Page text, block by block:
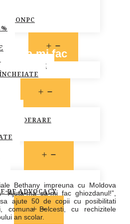
FONPC
MENU
DERULARE
DE ADERARE
DE ADVOCACY
OPEN
ma sa-mi fac
Bethany impreuna cu Moldova
ma sa-mi fac ghiozdanul!”,
ajute 50 de copii cu posibilitati
comuna Belcesti, cu rechizitele
an scolar.